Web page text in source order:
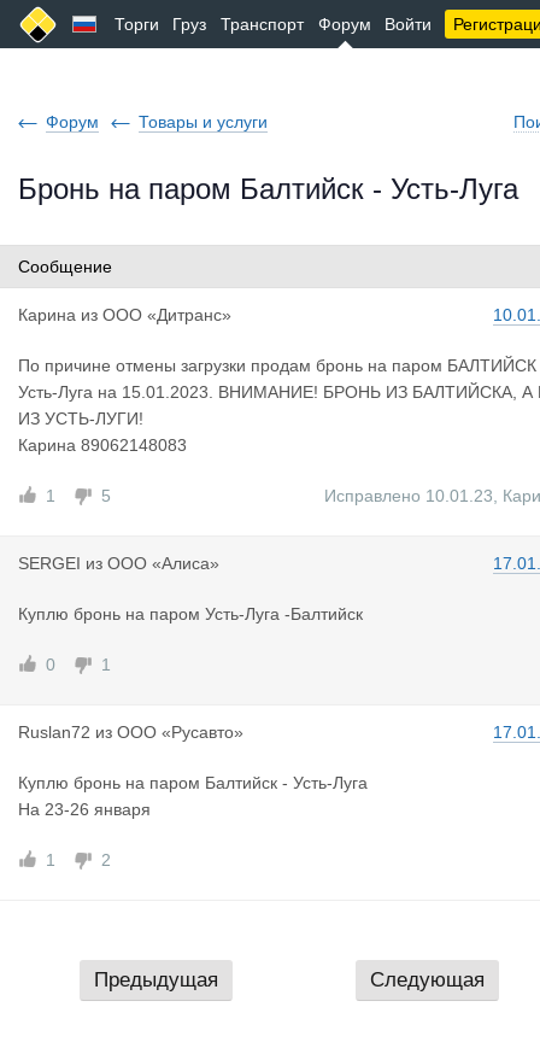
Торги Груз Транспорт Форум Войти
Форум Товары и услуги
Бронь на паром Балтийск - Усть-Луга
Сообщение
Карина из ООО «Дитранс»
По причине отмены загрузки продам бронь на паром БАЛТИЙСК
Усть-Луга на 15.01.2023. ВНИМАНИЕ! БРОНЬ ИЗ БАЛТИЙСКА, А
ИЗ УСТЬ-ЛУГИ!
Карина 89062148083
1 5 Исправлено 10.01.23
SERGEI из ООО «Алиса»
Куплю бронь на паром Усть-Луга -Балтийск
0 1
Ruslan72 из ООО «Русавто»
Куплю бронь на паром Балтийск - Усть-Луга
На 23-26 января
1 2
Предыдущая Следующая